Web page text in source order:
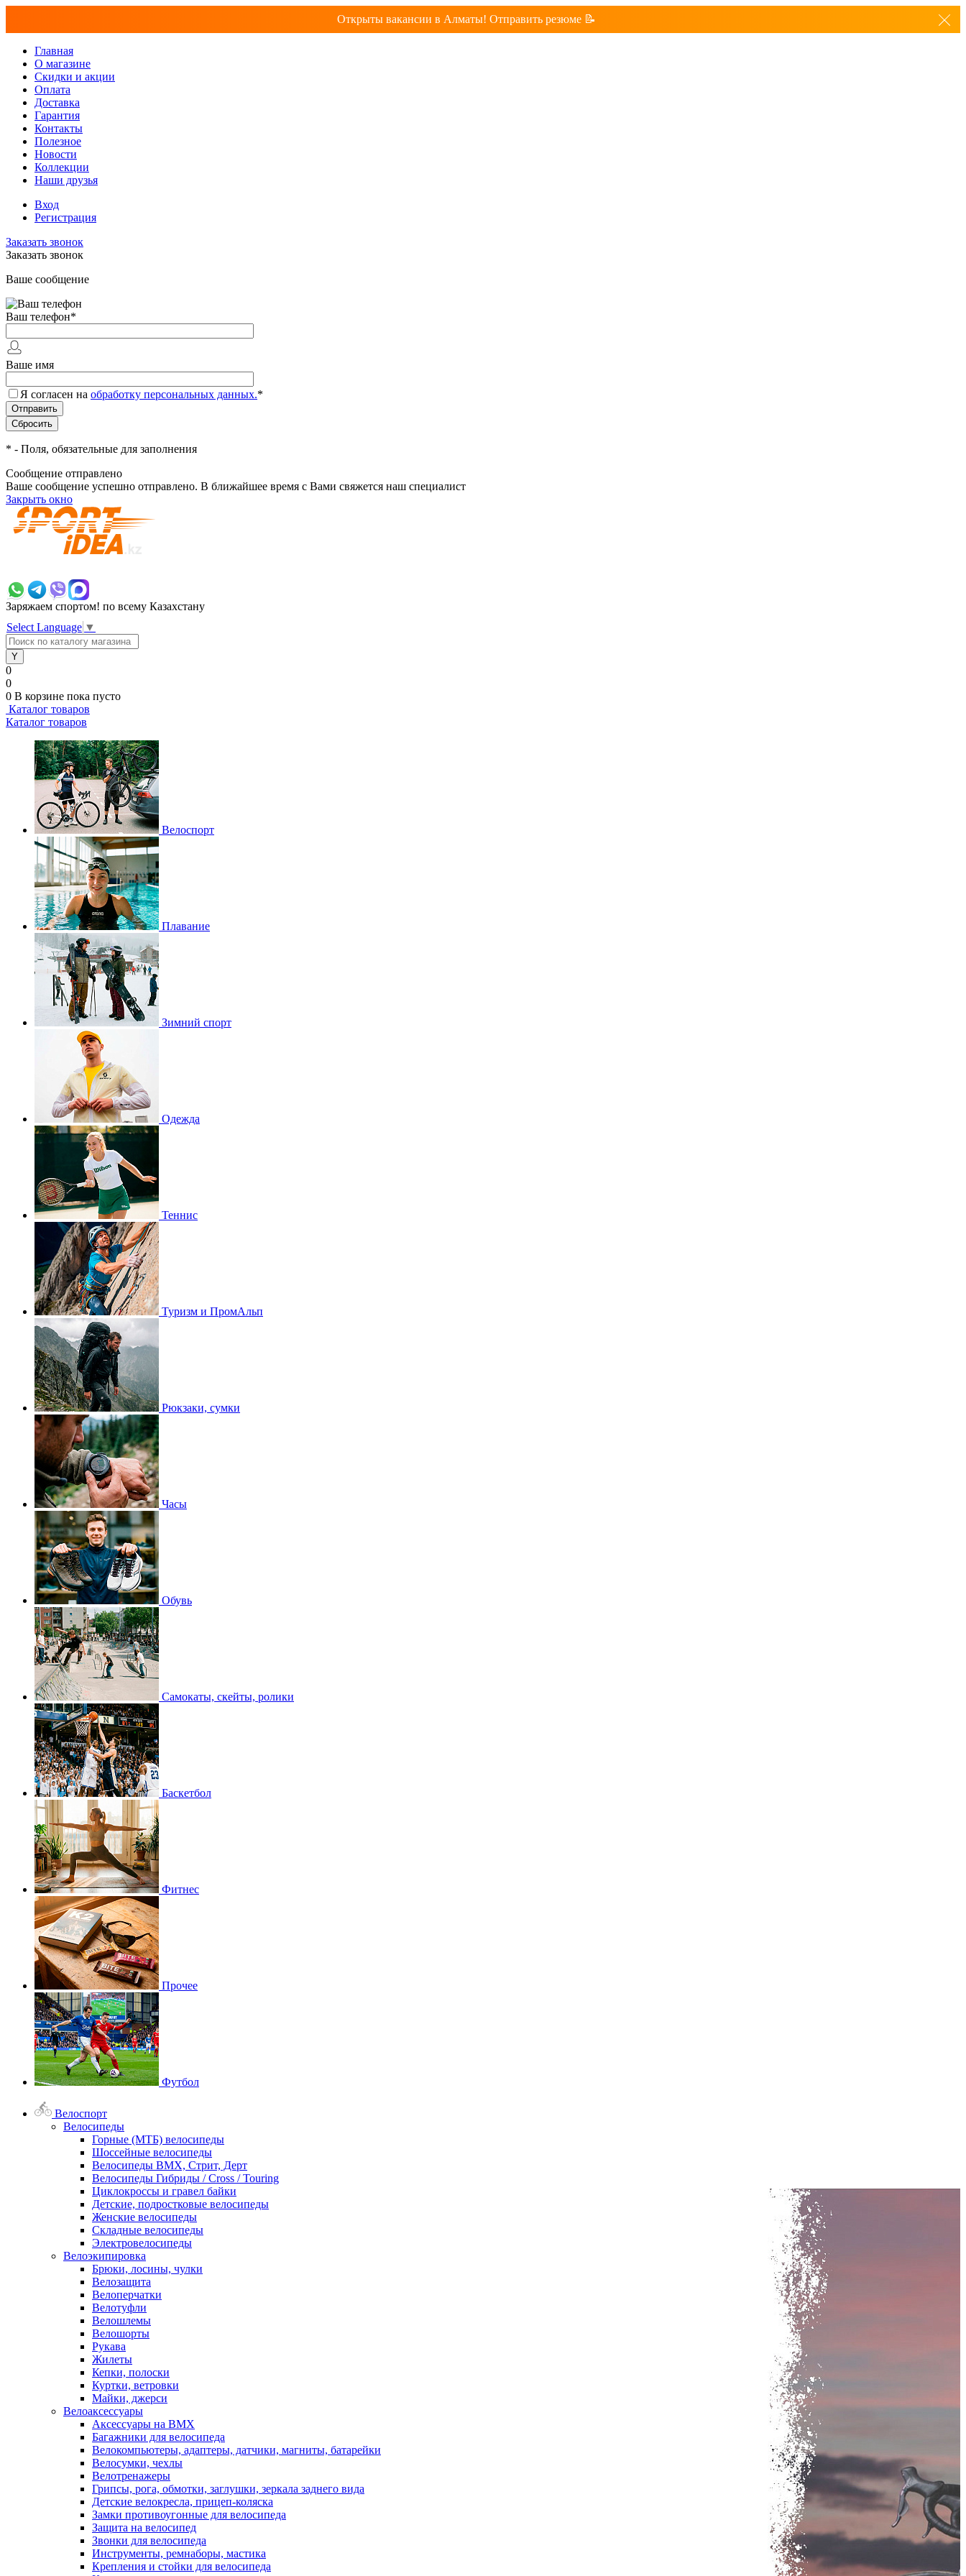
Открыты вакансии в Алматы! Отправить резюме 📝
Главная
О магазине
Скидки и акции
Оплата
Доставка
Гарантия
Контакты
Полезное
Новости
Коллекции
Наши друзья
Вход
Регистрация
Заказать звонок
Заказать звонок
Ваше сообщение
Ваш телефон*
Ваше имя
Я согласен на обработку персональных данных.*
* - Поля, обязательные для заполнения
Сообщение отправлено
Ваше сообщение успешно отправлено. В ближайшее время с Вами свяжется наш специалист
Закрыть окно
Заряжаем спортом! по всему Казахстану
Select Language ▼
0
0
0 В корзине пока пусто
Каталог товаров
Каталог товаров
Велоспорт
Плавание
Зимний спорт
Одежда
Теннис
Туризм и ПромАльп
Рюкзаки, сумки
Часы
Обувь
Самокаты, скейты, ролики
Баскетбол
Фитнес
Прочее
Футбол
Велоспорт
Велосипеды
Горные (МТБ) велосипеды
Шоссейные велосипеды
Велосипеды BMX, Стрит, Дерт
Велосипеды Гибриды / Cross / Touring
Циклокроссы и гравел байки
Детские, подростковые велосипеды
Женские велосипеды
Складные велосипеды
Электровелосипеды
Велоэкипировка
Брюки, лосины, чулки
Велозащита
Велоперчатки
Велотуфли
Велошлемы
Велошорты
Рукава
Жилеты
Кепки, полоски
Куртки, ветровки
Майки, джерси
Велоаксессуары
Аксессуары на BMX
Багажники для велосипеда
Велокомпьютеры, адаптеры, датчики, магниты, батарейки
Велосумки, чехлы
Велотренажеры
Грипсы, рога, обмотки, заглушки, зеркала заднего вида
Детские велокресла, прицеп-коляска
Замки противоугонные для велосипеда
Защита на велосипед
Звонки для велосипеда
Инструменты, ремнаборы, мастика
Крепления и стойки для велосипеда